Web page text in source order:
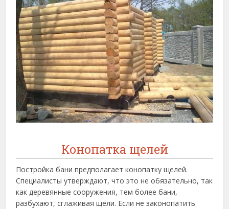
Конопатка щелей
Постройка бани предполагает конопатку щелей.
Специалисты утверждают, что это не обязательно, так
как деревянные сооружения, тем более бани,
разбухают, сглаживая щели. Если не законопатить